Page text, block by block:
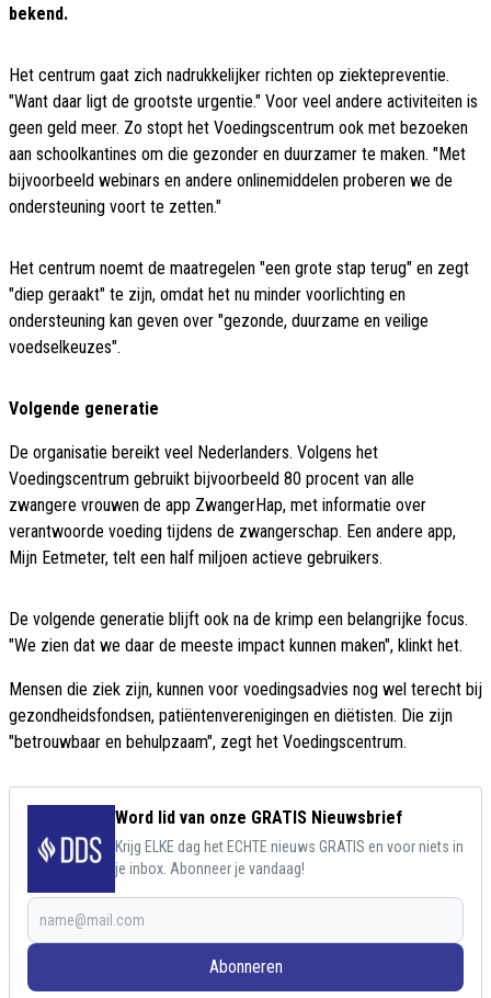
bekend.
Het centrum gaat zich nadrukkelijker richten op ziektepreventie.
"Want daar ligt de grootste urgentie." Voor veel andere activiteiten is
geen geld meer. Zo stopt het Voedingscentrum ook met bezoeken
aan schoolkantines om die gezonder en duurzamer te maken. "Met
bijvoorbeeld webinars en andere onlinemiddelen proberen we de
ondersteuning voort te zetten."
Het centrum noemt de maatregelen "een grote stap terug" en zegt
"diep geraakt" te zijn, omdat het nu minder voorlichting en
ondersteuning kan geven over "gezonde, duurzame en veilige
voedselkeuzes".
Volgende generatie
De organisatie bereikt veel Nederlanders. Volgens het
Voedingscentrum gebruikt bijvoorbeeld 80 procent van alle
zwangere vrouwen de app ZwangerHap, met informatie over
verantwoorde voeding tijdens de zwangerschap. Een andere app,
Mijn Eetmeter, telt een half miljoen actieve gebruikers.
De volgende generatie blijft ook na de krimp een belangrijke focus.
"We zien dat we daar de meeste impact kunnen maken", klinkt het.
Mensen die ziek zijn, kunnen voor voedingsadvies nog wel terecht bij
gezondheidsfondsen, patiëntenverenigingen en diëtisten. Die zijn
"betrouwbaar en behulpzaam", zegt het Voedingscentrum.
Word lid van onze GRATIS Nieuwsbrief
Krijg ELKE dag het ECHTE nieuws GRATIS en voor niets in
je inbox. Abonneer je vandaag!
Abonneren